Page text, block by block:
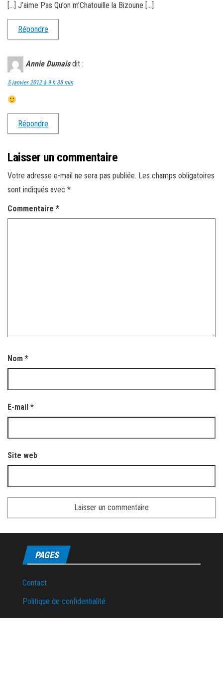
[…] J’aime Pas Qu’on m’Chatouille la Bizoune […]
Répondre
Annie Dumais dit :
5 janvier 2012 à 9 h 35 min
Répondre
Laisser un commentaire
Votre adresse e-mail ne sera pas publiée. Les champs obligatoires
sont indiqués avec *
Commentaire *
Nom *
E-mail *
Site web
PAGES
Contact
Politique de confidentialité